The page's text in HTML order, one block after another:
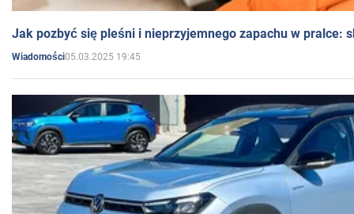
Jak pozbyć się pleśni i nieprzyjemnego zapachu w pralce:
Wiadomości05.03.2025 19:45